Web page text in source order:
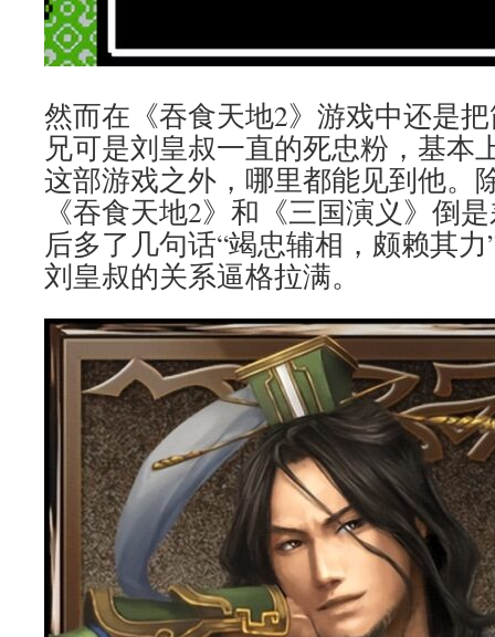
然而在《吞食天地2》游戏中还是
兄可是刘皇叔一直的死忠粉，基本
这部游戏之外，哪里都能见到他。
《吞食天地2》和《三国演义》倒
后多了几句话“竭忠辅相，颇赖其
刘皇叔的关系逼格拉满。